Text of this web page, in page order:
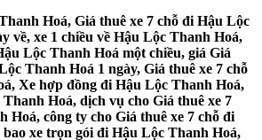
Hoá, Giá thuê xe 7 chỗ đi Hậu Lộc
về, xe 1 chiều về Hậu Lộc Thanh Hoá,
Lộc Thanh Hoá một chiều, giá Giá
Thanh Hoá 1 ngày, Giá thuê xe 7 chỗ
Xe hợp đồng đi Hậu Lộc Thanh Hoá,
Hoá, dịch vụ cho Giá thuê xe 7
Hoá, công ty cho Giá thuê xe 7 chỗ đi
xe trọn gói đi Hậu Lộc Thanh Hoá,